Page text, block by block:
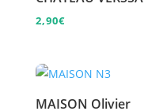
2,90€
MAISON Olivier